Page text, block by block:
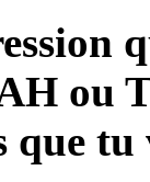
ou
tu